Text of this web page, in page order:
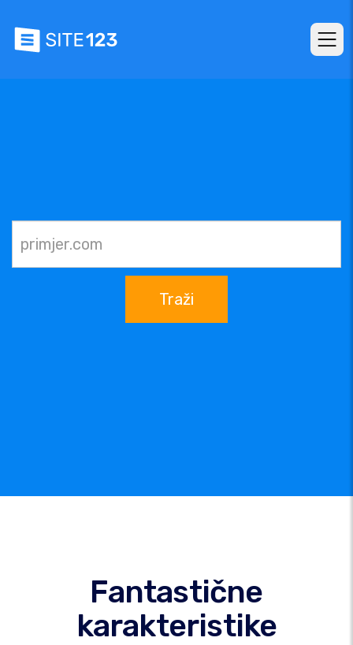
Traži
Fantastične
karakteristike